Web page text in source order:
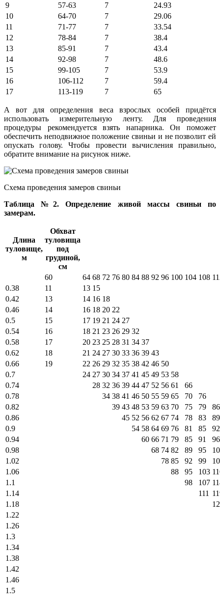
9
57-63 7
24.93
10
64-70 7
29.06
11
71-77 7
33.54
12
78-84 7
38.4
13
85-91 7
43.4
14
92-98 7
48.6
15
99-105 7
53.9
16
106-112 7
59.4
17
113-119 7 65
А вот для определения веса взрослых особей придётся
использовать измерительную ленту. Для проведения
процедуры рекомендуется взять напарника. Он поможет
обеспечить неподвижное положение свиньи и не позволит ей
опускать голову. Чтобы провести вычисления правильно,
обратите внимание на рисунок ниже.
Схема проведения замеров свиньи
Таблица №2. Определение живой массы свиньи по
замерам.
Длина
туловище,
м
Обхват
туловища
под
грудиной,
см
60
64 68 72 76 80 84 88 92 96 100 104 108
0.38
11 13 15
0.42
13 14 16 18
0.46
14 16 18 20 22
0.5
15 17 19 21 24 27
0.54
16 18 21 23 26 29 32
0.58
17 20 23 25 28 31 34 37
0.62
18 21 24 27 30 33 36 39 43
0.66
19 22 26 29 32 35 38 42 46 50
0.7
24 27 30 34 37 41 45 49 53 58
0.74
28 32 36 39 44 47 52 56 61
66
0.78
34 38 41 46 50 55 59 65 70
76
0.82
39 43 48 53 59 63 70 75 79
86
0.86
45 52 56 62 67 74 78 83
89
0.9
54 58 64 69 76 81 85
92
0.94
60 66 71 79 85 91
96
0.98
68 74 82 89 95
1.02
78 85 92 99
1.06
88 95 103
1.1
98 107
1.14
111
1.18
1.22
1.26
1.3
1.34
1.38
1.42
1.46
1.5